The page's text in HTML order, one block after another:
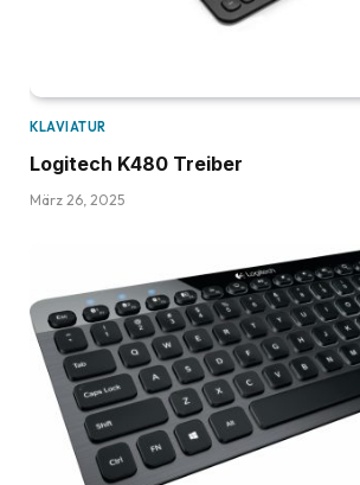
KLAVIATUR
Logitech K480 Treiber
März 26, 2025